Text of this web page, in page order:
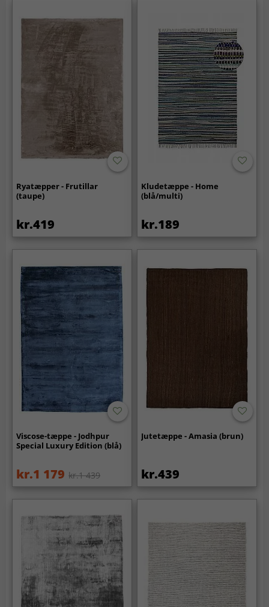
Ryatæpper - Frutillar
(taupe)
kr.419
Kludetæppe - Home
(blå/multi)
kr.189
Viscose-tæppe - Jodhpur
Special Luxury Edition (blå)
kr.1 179 kr.1 439
Jutetæppe - Amasia (brun)
kr.439